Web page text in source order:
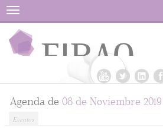
Menu
Agenda de 08 de Noviembre 2019
Eventos